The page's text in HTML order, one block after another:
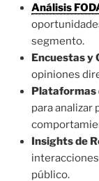
Análisis
segmento.
Encuestas y
opiniones
Plataformas
para analizar
Insights de
público.